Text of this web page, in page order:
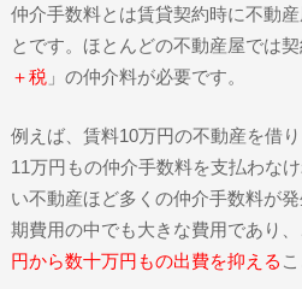
仲介手数料とは賃貸契約時に不動
とです。ほとんどの不動産屋では
＋税」の仲介料が必要です。
例えば、賃料10万円の不動産を借
11万円もの仲介手数料を支払わな
い不動産ほど多くの仲介手数料が
期費用の中でも大きな費用であり
円から数十万円もの出費を抑える